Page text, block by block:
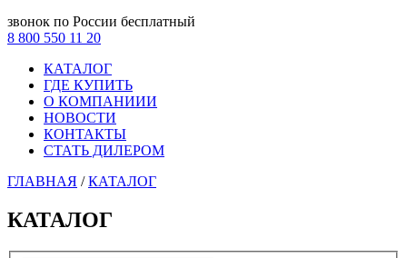
звонок по России бесплатный
8 800 550 11 20
КАТАЛОГ
ГДЕ КУПИТЬ
О КОМПАНИИИ
НОВОСТИ
КОНТАКТЫ
СТАТЬ ДИЛЕРОМ
ГЛАВНАЯ /КАТАЛОГ
КАТАЛОГ